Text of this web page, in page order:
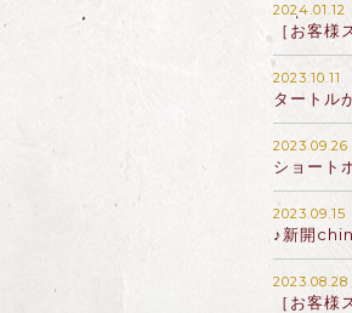
2024.01.12
［お客
2023.10.11
タートル
2023.09.26
ショート
2023.09.15
♪新開
2023.08.28
［お客